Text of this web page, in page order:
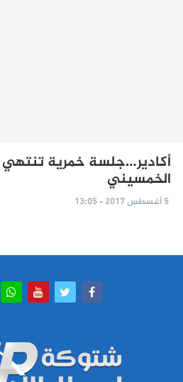
أكادير…جلسة خمرية
الخمسيني
5 أغسطس 2017 - 13:05